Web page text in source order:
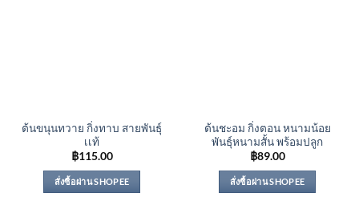
ต้นขนุนทวาย กิ่งทาบ สายพันธุ์
เเท้
฿115.00
สั่งซื้อผ่าน SHOPEE
ต้นชะอม กิ่งตอน หนามน้อย
พันธุ์หนามสั้น พร้อมปลูก
฿89.00
สั่งซื้อผ่าน SHOPEE